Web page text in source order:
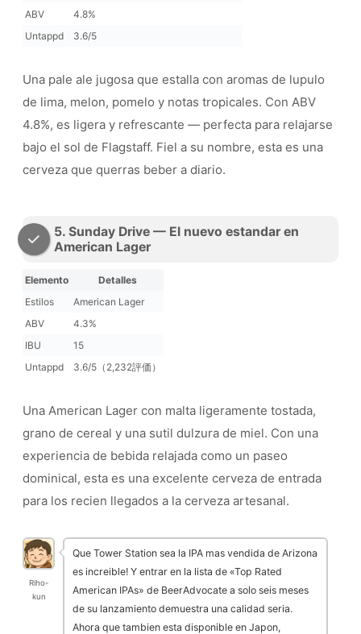
ABV
4.8%
Untappd
3.6/5
Una pale ale jugosa que estalla con aromas de lupulo
de lima, melon, pomelo y notas tropicales. Con ABV
4.8%, es ligera y refrescante — perfecta para relajarse
bajo el sol de Flagstaff. Fiel a su nombre, esta es una
cerveza que querras beber a diario.
5. Sunday Drive — El nuevo estandar en
American Lager
Elemento
Detalles
Estilos
American Lager
ABV
4.3%
IBU
15
Untappd
3.6/5（2,232評価）
Una American Lager con malta ligeramente tostada,
grano de cereal y una sutil dulzura de miel. Con una
experiencia de bebida relajada como un paseo
dominical, esta es una excelente cerveza de entrada
para los recien llegados a la cerveza artesanal.
Riho-
kun
Que Tower Station sea la IPA mas vendida de Arizona
es increible! Y entrar en la lista de «Top Rated
American IPAs» de BeerAdvocate a solo seis meses
de su lanzamiento demuestra una calidad seria.
Ahora que tambien esta disponible en Japon,